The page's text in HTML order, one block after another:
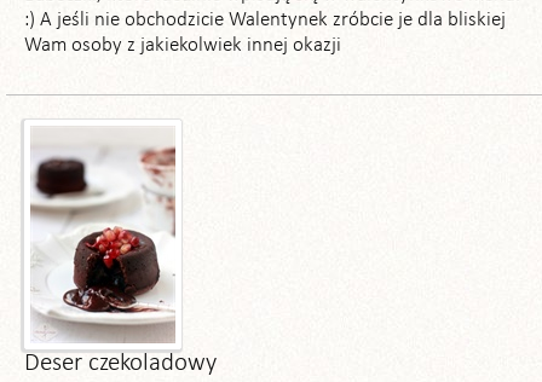
:) A jeśli nie obchodzicie Walentynek zróbcie je dla bliskiej
Wam osoby z jakiekolwiek innej okazji
Deser czekoladowy